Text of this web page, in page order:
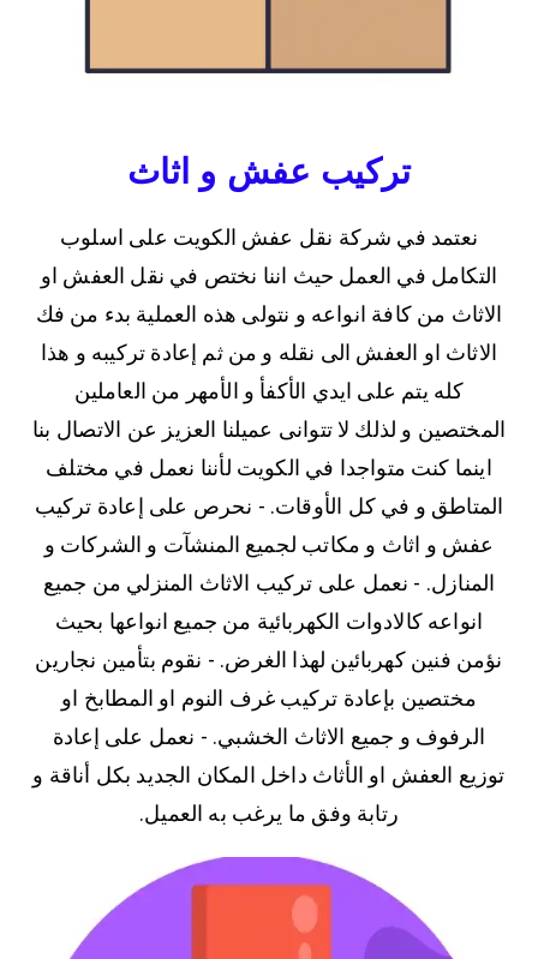
تركيب عفش و اثاث
نعتمد في شركة نقل عفش الكويت على اسلوب
التكامل في العمل حيث اننا نختص في نقل العفش او
الاثاث من كافة انواعه و نتولى هذه العملية بدء من فك
الاثاث او العفش الى نقله و من ثم إعادة تركيبه و هذا
كله يتم على ايدي الأكفأ و الأمهر من العاملين
المختصين و لذلك لا تتوانى عميلنا العزيز عن الاتصال بنا
اينما كنت متواجدا في الكويت لأننا نعمل في مختلف
المتاطق و في كل الأوقات. - نحرص على إعادة تركيب
عفش و اثاث و مكاتب لجميع المنشآت و الشركات و
المنازل. - نعمل على تركيب الاثاث المنزلي من جميع
انواعه كالادوات الكهربائية من جميع انواعها بحيث
نؤمن فنين كهربائين لهذا الغرض. - نقوم بتأمين نجارين
مختصين بإعادة تركيب غرف النوم او المطابخ او
الرفوف و جميع الاثاث الخشبي. - نعمل على إعادة
توزيع العفش او الأثاث داخل المكان الجديد بكل أناقة و
رتابة وفق ما يرغب به العميل.